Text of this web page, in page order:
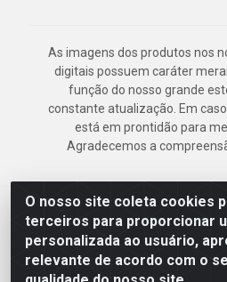
O nosso site coleta cookies
terceiros para proporcionar
personalizada ao usuário,
relevante de acordo com o
As imagens dos produtos nos
digitais possuem caráter
função do nosso grande
constante atualização. Em
está em prontidão para
Agradecemos a
Deskontão Atacado - Av. Marechal
Imbiribeira - Recife/PE - CEP 51.150-
57